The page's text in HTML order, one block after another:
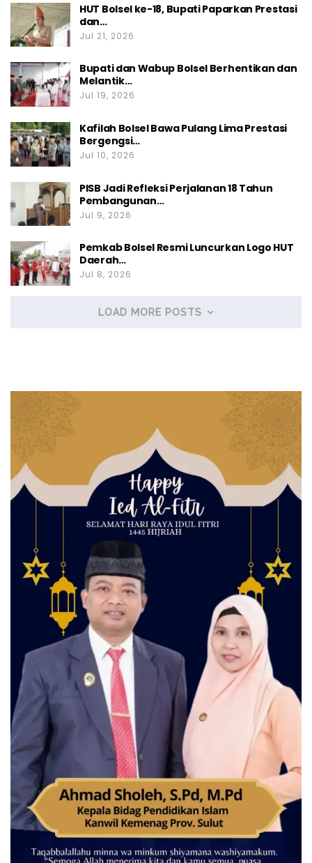
HUT Bolsel ke-18, Bupati Paparkan Prestasi
dan…
Jul 21, 2026
Bupati dan Wabup Bolsel Berhentikan dan
Melantik…
Jul 19, 2026
Kafilah Bolsel Bawa Pulang Lima Prestasi
Bergengsi…
Jul 10, 2026
PISB Jadi Refleksi Perjalanan 18 Tahun
Pembangunan…
Jul 9, 2026
Pemkab Bolsel Resmi Luncurkan Logo HUT
Daerah…
Jul 8, 2026
LOAD MORE POSTS